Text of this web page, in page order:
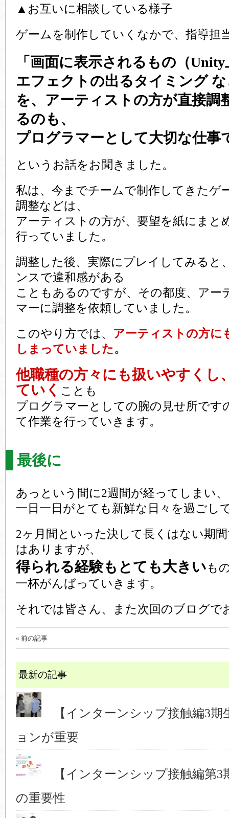
▲お互いに相談している様子
ゲームを制作していくなかで、指導担
「画面に表示されるもの（
エフェクトの出るタイミング
を、アーティストの方が直接調
るのも、
プログラマーとして大切な仕事
というお話をお聞きました。
私は、今までチームで制作してきたゲ
調整などは、
アーティストの方が、要望を紙にまと
行っていました。
調整した後、実際にプレイしてみると
ンスで違和感がある
こともあるのですが、その都度、アー
マーに調整を依頼していました。
このやり方では、 アーティストの方に
しまっていました。
他職種の方々にも扱いやすくし
ていく ことも
プログラマーとしての腕の見せ所です
て作業を行っていきます。
最後に
あっという間に2週間が経ってしまい、
一日一日がとても新鮮な日々を過ごし
2ヶ月間といった決して長くはない期
はありますが、
得られる経験もとても大きい も
一杯がんばっていきます。
それでは皆さん、また次回のブログで
« 前の記事
最新の記事
【インターンシップ接触編3期
ョンが重要
【インターンシップ接触編第3
の重要性